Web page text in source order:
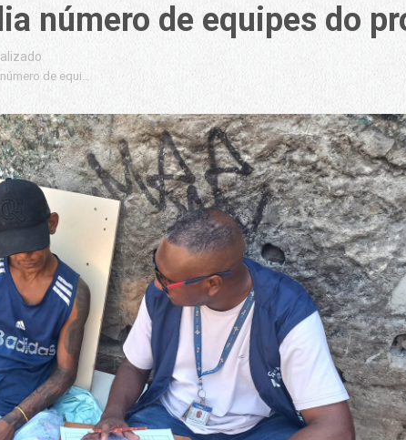
número de equipes do
de equipes do programa Consultório na Rua